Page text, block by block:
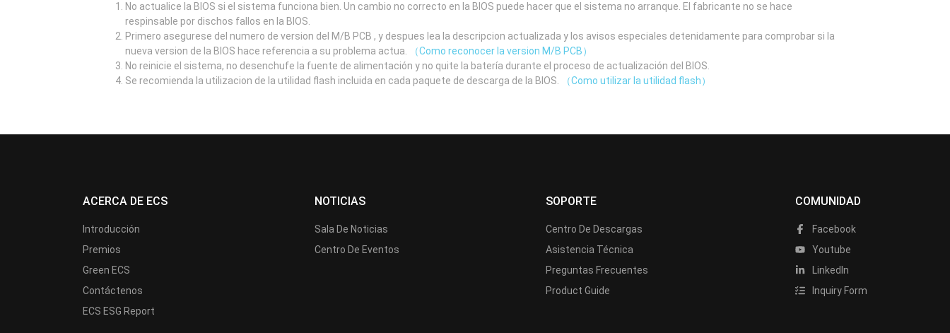
No actualice la BIOS si el sistema funciona bien. Un cambio no correcto en la BIOS puede hacer que el sistema no arranque. El fabricante no se hace
respinsable por dischos fallos en la BIOS.
Primero asegurese del numero de version del M/B PCB , y despues lea la descripcion actualizada y los avisos especiales detenidamente para comprobar si la
nueva version de la BIOS hace referencia a su problema actua.
（Como reconocer la version M/B PCB）
No reinicie el sistema, no desenchufe la fuente de alimentación y no quite la batería durante el proceso de actualización del BIOS.
Se recomienda la utilizacion de la utilidad flash incluida en cada paquete de descarga de la BIOS.
（Como utilizar la utilidad flash）
ACERCA DE ECS
Introducción
Premios
Green ECS
Contáctenos
ECS ESG Report
NOTICIAS
Sala De Noticias
Centro De Eventos
SOPORTE
Centro De Descargas
Asistencia Técnica
Preguntas Frecuentes
Product Guide
COMUNIDAD
Facebook
Youtube
LinkedIn
Inquiry Form